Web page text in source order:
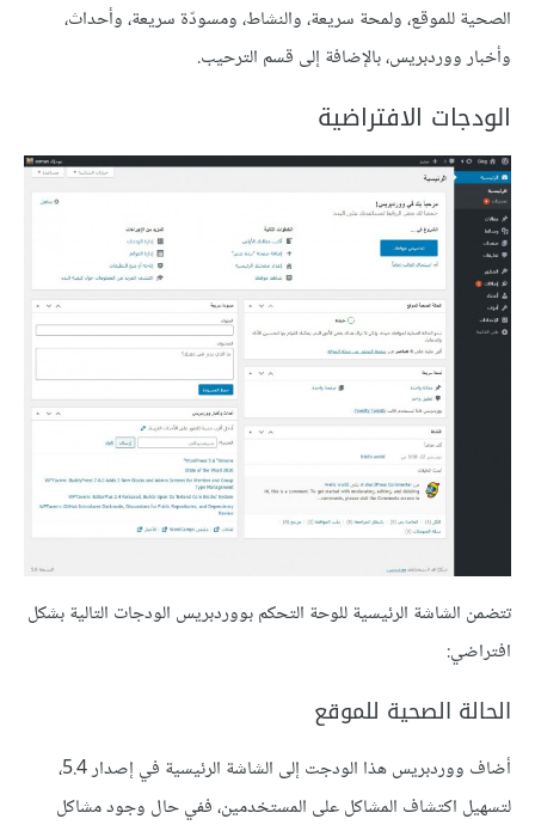
الصحية للموقع، ولمحة سريعة، والنشاط، ومسودّة سريعة، وأحداث،
وأخبار ووردبريس، بالإضافة إلى قسم الترحيب.
الودجات الافتراضية
تتضمن الشاشة الرئيسية للوحة التحكم بووردبريس الودجات التالية بشكل
افتراضي:
الحالة الصحية للموقع
أضاف ووردبريس هذا الودجت إلى الشاشة الرئيسية في إصدار 5.4،
لتسهيل اكتشاف المشاكل على المستخدمين، ففي حال وجود مشاكل